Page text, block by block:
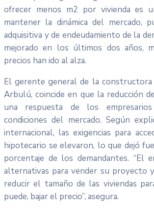
ofrecer menos m2 por vivienda es
mantener la dinámica del mercado,
adquisitiva y de endeudamiento de la
mejorado en los últimos dos años,
precios han ido al alza.
El gerente general de la constructora
Arbulú, coincide en que la reducción
una respuesta de los
condiciones del mercado. Según
internacional, las exigencias para
hipotecario se elevaron, lo que dejó
porcentaje de los demandantes. “El
alternativas para vender su proyecto
reducir el tamaño de las viviendas
puede, bajar el precio”, asegura.